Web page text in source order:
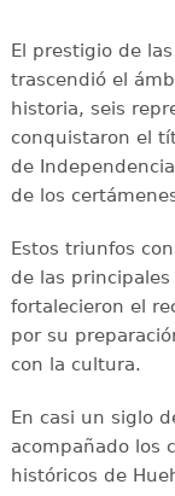
El prestigio de
trascendió el
historia, seis
conquistaron el
de
de los
Estos triunfos
de las
fortalecieron el
por su
con la cultura.
En casi un siglo
acompañado los
históricos de